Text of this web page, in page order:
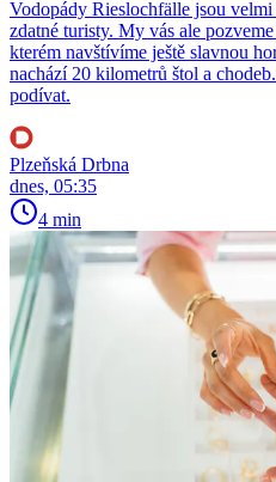
Vodopády Rieslochfälle jsou
zdatné turisty. My vás ale
kterém navštívíme ještě slavnou
nachází 20 kilometrů štol a
podívat.
Plzeňská Drbna
dnes, 05:35
4 min